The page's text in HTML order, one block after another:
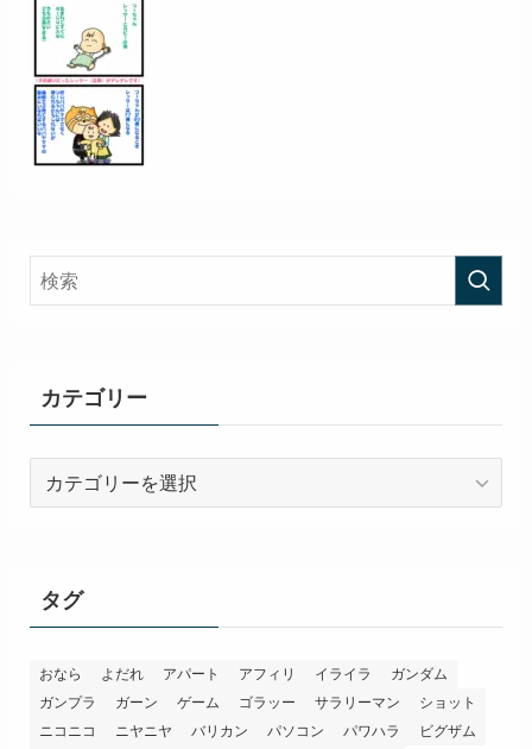
カテゴリー
タグ
おなら よだれ アパート アフィリ イライラ
ガンダム
ガンプラ
ガーン ゲーム ゴラッー サラリーマン
ショット
ニコニコ
ニヤニヤ バリカン パソコン パワハラ
ビグザム